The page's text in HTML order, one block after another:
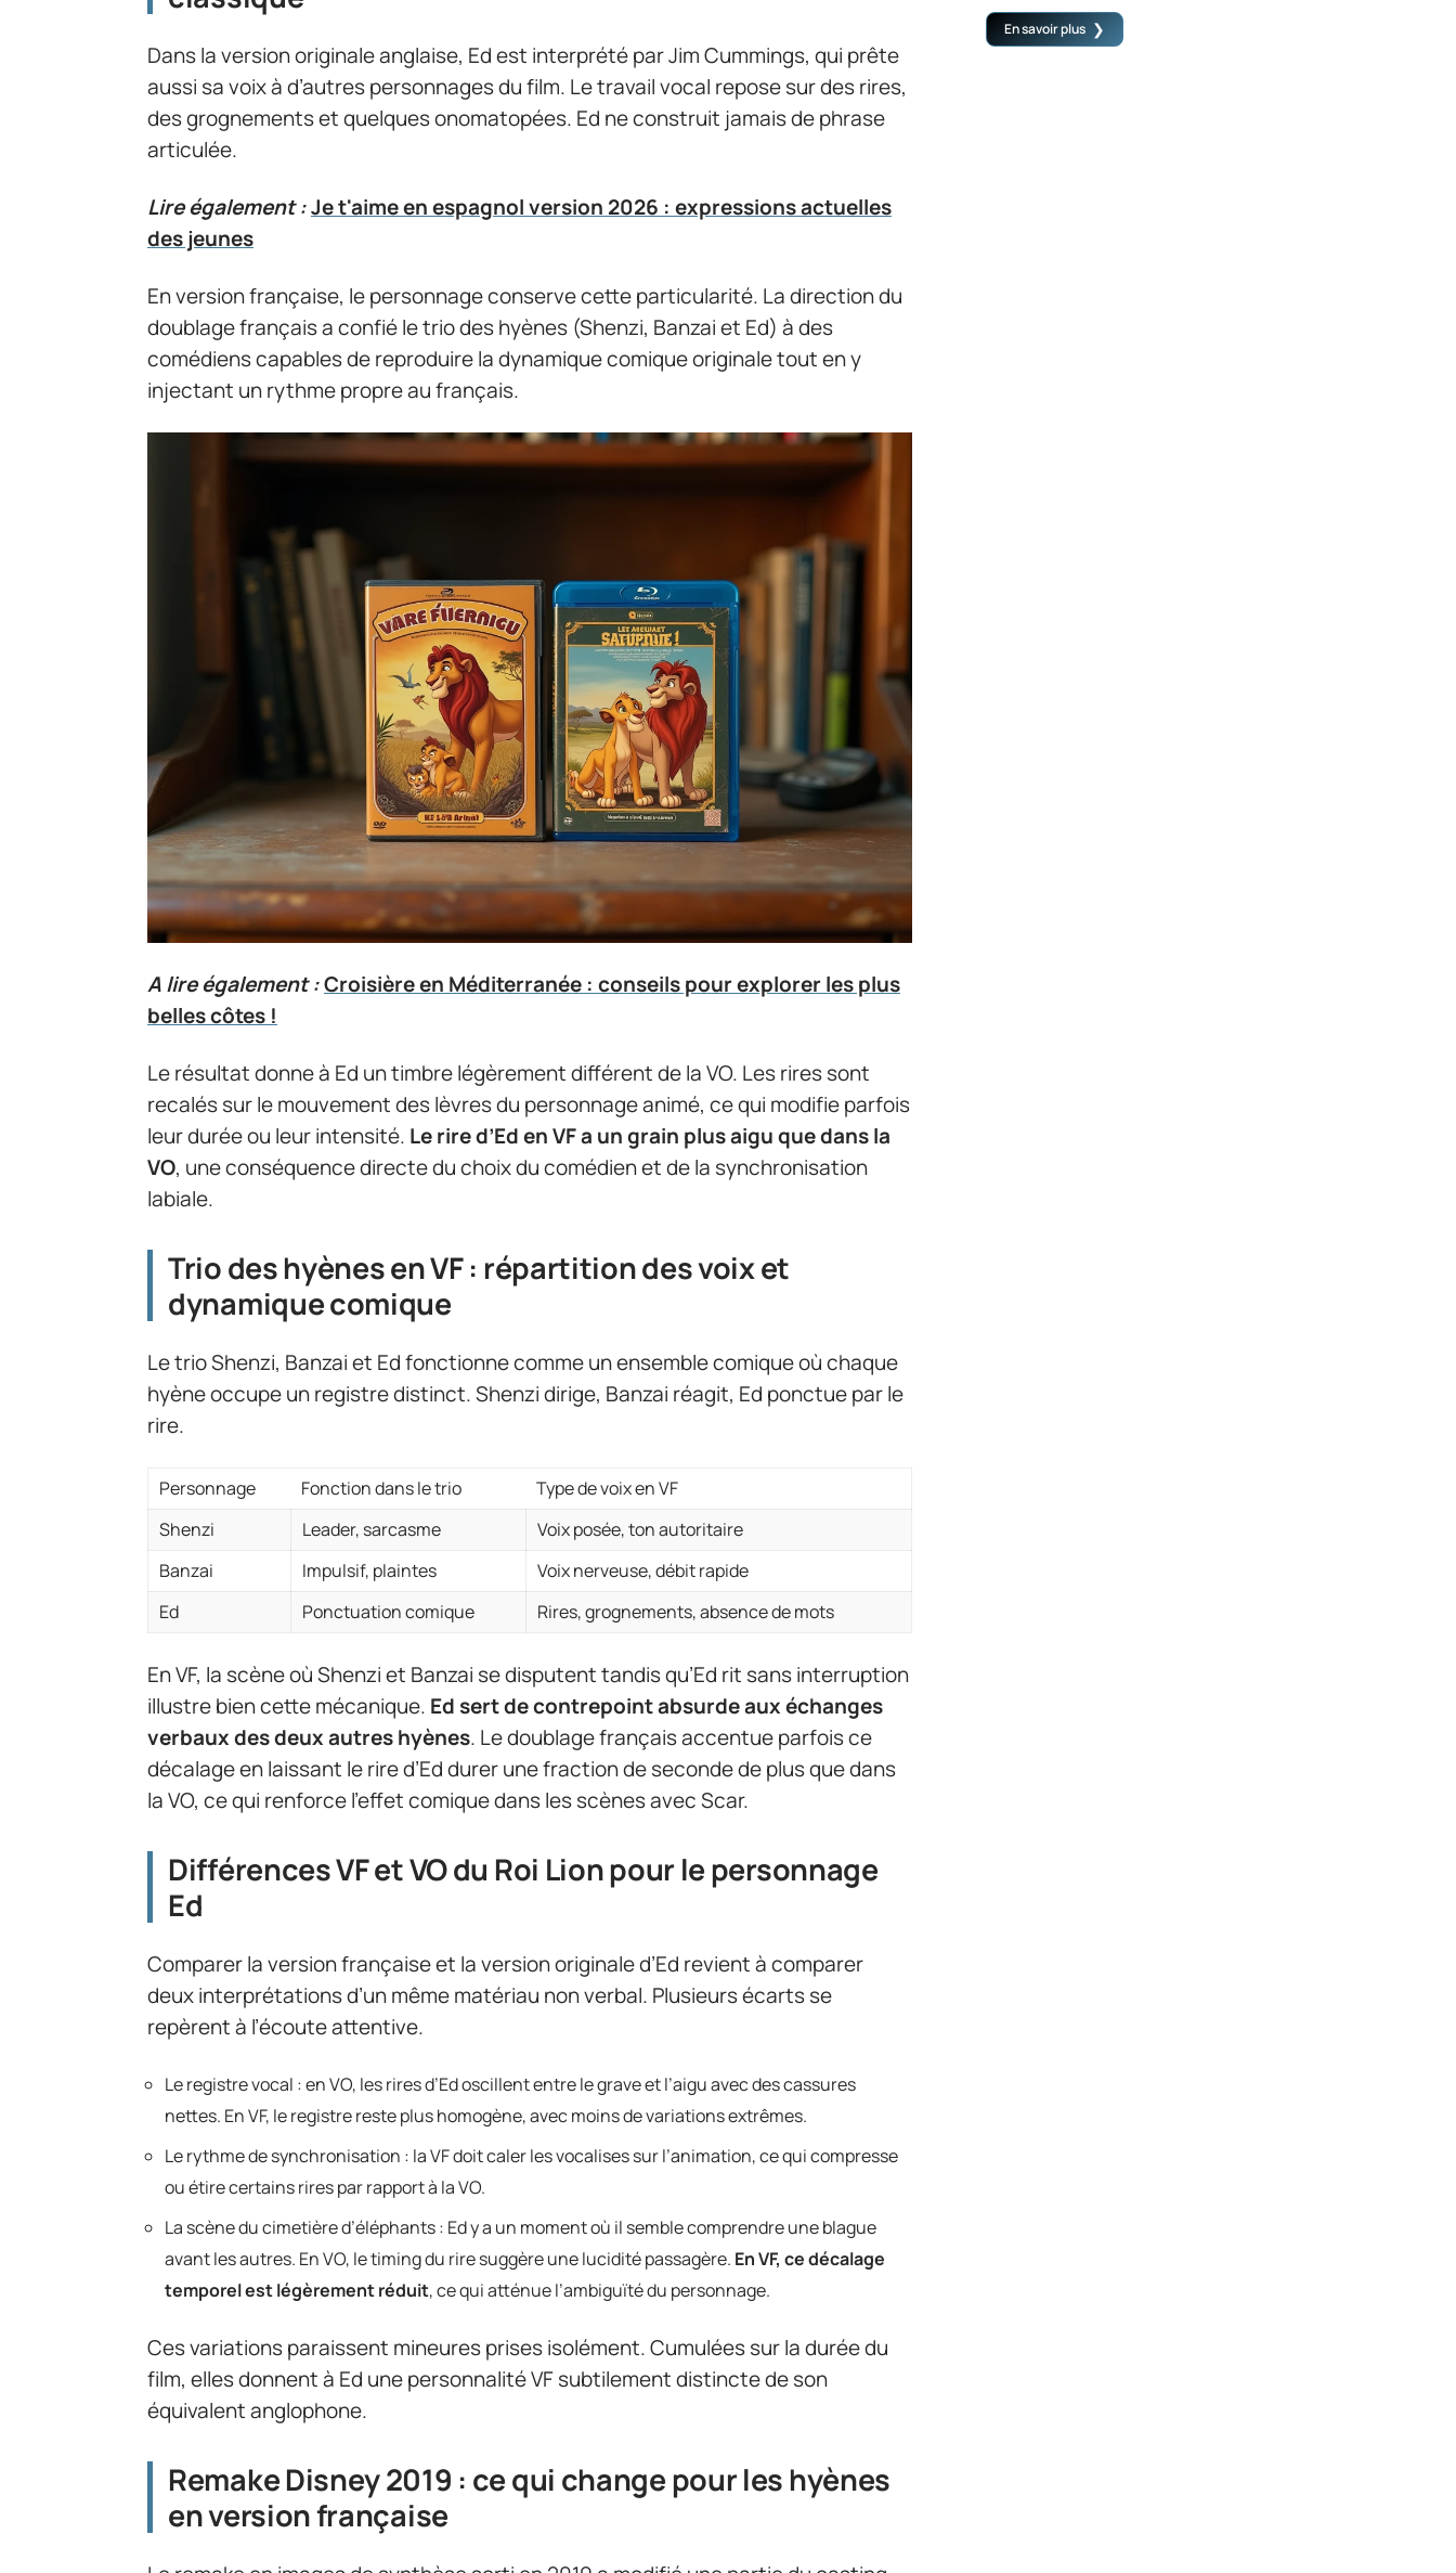
Dans la version originale anglaise, Ed est interprété par Jim Cummings, qui prête
aussi sa voix à d’autres personnages du film. Le travail vocal repose sur des rires,
des grognements et quelques onomatopées. Ed ne construit jamais de phrase
articulée.
Lire également :Je t'aime en espagnol version 2026 : expressions actuelles
des jeunes
En version française, le personnage conserve cette particularité. La direction du
doublage français a confié le trio des hyènes (Shenzi, Banzai et Ed) à des
comédiens capables de reproduire la dynamique comique originale tout en y
injectant un rythme propre au français.
A lire également :Croisière en Méditerranée : conseils pour explorer les plus
belles côtes !
Le résultat donne à Ed un timbre légèrement différent de la VO. Les rires sont
recalés sur le mouvement des lèvres du personnage animé, ce qui modifie parfois
leur durée ou leur intensité. Le rire d’Ed en VF a un grain plus aigu que dans la
VO, une conséquence directe du choix du comédien et de la synchronisation
labiale.
Trio des hyènes en VF : répartition des voix et
dynamique comique
Le trio Shenzi, Banzai et Ed fonctionne comme un ensemble comique où chaque
hyène occupe un registre distinct. Shenzi dirige, Banzai réagit, Ed ponctue par le
rire.
Personnage Fonction dans le trio
Type de voix en VF
Shenzi
Leader, sarcasme
Voix posée, ton autoritaire
Banzai
Impulsif, plaintes
Voix nerveuse, débit rapide
Ed
Ponctuation comique Rires, grognements, absence de mots
En VF, la scène où Shenzi et Banzai se disputent tandis qu’Ed rit sans interruption
illustre bien cette mécanique. Ed sert de contrepoint absurde aux échanges
verbaux des deux autres hyènes. Le doublage français accentue parfois ce
décalage en laissant le rire d’Ed durer une fraction de seconde de plus que dans
la VO, ce qui renforce l’effet comique dans les scènes avec Scar.
Différences VF et VO du Roi Lion pour le personnage
Ed
Comparer la version française et la version originale d’Ed revient à comparer
deux interprétations d’un même matériau non verbal. Plusieurs écarts se
repèrent à l’écoute attentive.
Le registre vocal : en VO, les rires d’Ed oscillent entre le grave et l’aigu avec des cassures
nettes. En VF, le registre reste plus homogène, avec moins de variations extrêmes.
Le rythme de synchronisation : la VF doit caler les vocalises sur l’animation, ce qui compresse
ou étire certains rires par rapport à la VO.
La scène du cimetière d’éléphants : Ed y a un moment où il semble comprendre une blague
avant les autres. En VO, le timing du rire suggère une lucidité passagère. En VF, ce décalage
temporel est légèrement réduit, ce qui atténue l’ambiguïté du personnage.
Ces variations paraissent mineures prises isolément. Cumulées sur la durée du
film, elles donnent à Ed une personnalité VF subtilement distincte de son
équivalent anglophone.
Remake Disney 2019 : ce qui change pour les hyènes
en version française
En savoir plus